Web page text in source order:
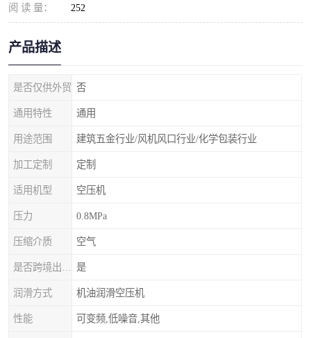
阅 读 量： 252
产品描述
是否仅供外贸 否
通用特性 通用
用途范围 建筑五金行业/风机风口行业/化学包装行业
加工定制 定制
适用机型 空压机
压力 0.8MPa
压缩介质 空气
是
润滑方式 机油润滑空压机
性能 可变频,低噪音,其他